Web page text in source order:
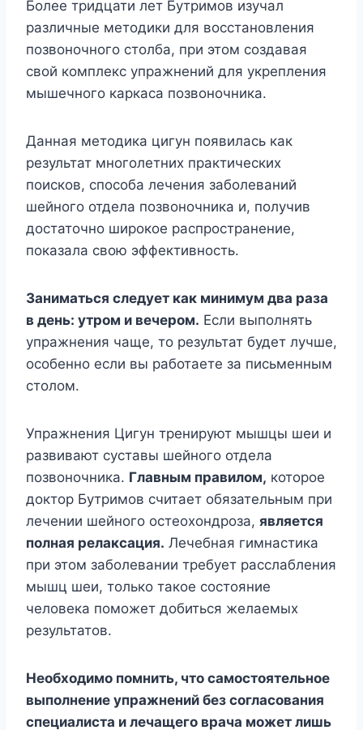
Более тридцати лет Бутримов изучал
различные методики для восстановления
позвоночного столба, при этом создавая
свой комплекс упражнений для укрепления
мышечного каркаса позвоночника.
Данная методика цигун появилась как
результат многолетних практических
поисков, способа лечения заболеваний
шейного отдела позвоночника и, получив
достаточно широкое распространение,
показала свою эффективность.
Заниматься следует как минимум два раза
в день: утром и вечером. Если выполнять
упражнения чаще, то результат будет лучше,
особенно если вы работаете за письменным
столом.
Упражнения Цигун тренируют мышцы шеи и
развивают суставы шейного отдела
позвоночника. Главным правилом, которое
доктор Бутримов считает обязательным при
лечении шейного остеохондроза, является
полная релаксация. Лечебная гимнастика
при этом заболевании требует расслабления
мышц шеи, только такое состояние
человека поможет добиться желаемых
результатов.
Необходимо помнить, что самостоятельное
выполнение упражнений без согласования
специалиста и лечащего врача может лишь